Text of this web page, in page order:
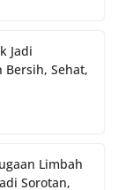
Jadi
Bersih, Sehat,
Limbah
Sorotan,